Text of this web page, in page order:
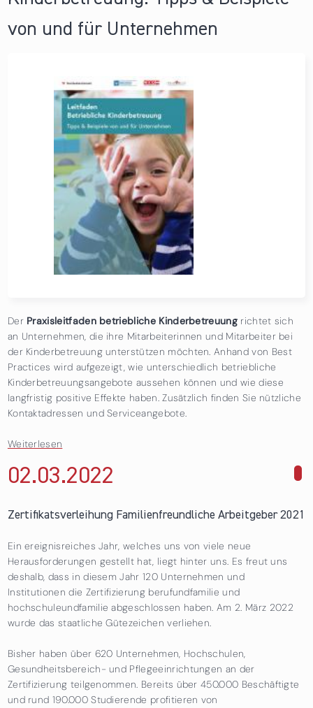
von und für Unternehmen
Der Praxisleitfaden betriebliche Kinderbetreuung richtet sich
an Unternehmen, die ihre Mitarbeiterinnen und Mitarbeiter bei
der Kinderbetreuung unterstützen möchten. Anhand von Best
Practices wird aufgezeigt, wie unterschiedlich betriebliche
Kinderbetreuungsangebote aussehen können und wie diese
langfristig positive Effekte haben. Zusätzlich finden Sie nützliche
Kontaktadressen und Serviceangebote.
Weiterlesen
02.03.2022
Zertifikatsverleihung Familienfreundliche Arbeitgeber 2021
Ein ereignisreiches Jahr, welches uns von viele neue
Herausforderungen gestellt hat, liegt hinter uns. Es freut uns
deshalb, dass in diesem Jahr 120 Unternehmen und
Institutionen die Zertifizierung berufundfamilie und
hochschuleundfamilie abgeschlossen haben. Am 2. März 2022
wurde das staatliche Gütezeichen verliehen.
Bisher haben über 620 Unternehmen, Hochschulen,
Gesundheitsbereich- und Pflegeeinrichtungen an der
Zertifizierung teilgenommen. Bereits über 450.000 Beschäftigte
und rund 190.000 Studierende profitieren von